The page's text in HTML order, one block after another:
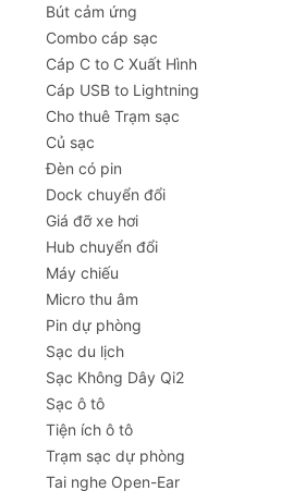
Bút cảm ứng
Combo cáp sạc
Cáp C to C Xuất Hình
Cáp USB to Lightning
Cho thuê Trạm sạc
Củ sạc
Đèn có pin
Dock chuyển đổi
Giá đỡ xe hơi
Hub chuyển đổi
Máy chiếu
Micro thu âm
Pin dự phòng
Sạc du lịch
Sạc Không Dây Qi2
Sạc ô tô
Tiện ích ô tô
Trạm sạc dự phòng
Tai nghe Open-Ear